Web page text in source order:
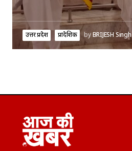
उत्तर प्रदेश प्रादेशिक byBRIJESH Singh